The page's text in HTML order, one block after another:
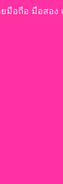
มือถือ มือสอง